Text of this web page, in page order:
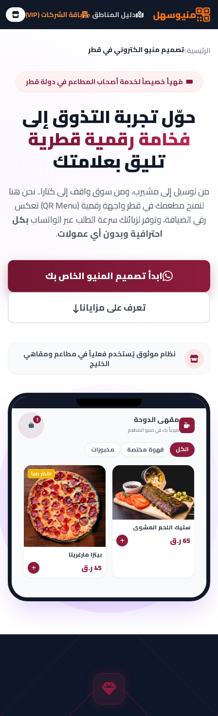
منيوسهل دليل المناطق باقة الشركات (VIP)
الرئيسية تصميم منيو الكتروني في قطر
مُهيأ خصيصاً لخدمة أصحاب المطاعم في دولة قطر
حوّل تجربة التذوق إلى
فخامة رقمية قطرية
تليق بعلامتك
من لوسيل إلى مشيرب، ومن سوق واقف إلى كتارا.. نحن هنا
لنمنح مطعمك في قطر واجهة رقمية (QR Menu) تعكس
رقي الضيافة، وتوفر لزبائنك سرعة الطلب عبر الواتساببكل
احترافية وبدون أي عمولات.
ابدأ تصميم المنيو الخاص بك
تعرف على مزايانا
نظام موثوق يُستخدم فعلياً في مطاعم ومقاهي
الخليج
مقهى الدوحة
مرحباً بك في منيو المطعم
1
الكل قهوة مختصة مخبوزات
ستيك اللحم المشوي
65 ر.ق
الأكثر طلباً
بيتزا مارغريتا
45 ر.ق